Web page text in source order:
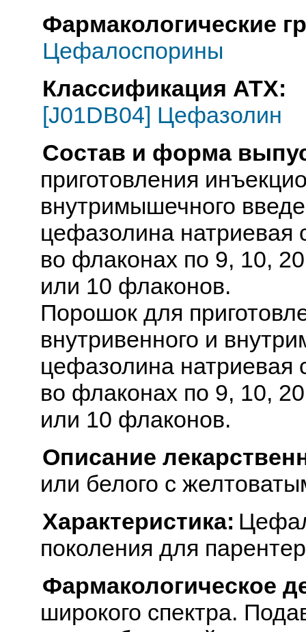
Фармакологические
Цефалоспорины
Классификация АТХ:
[J01DB04] Цефазолин
Состав и форма
приготовления
внутримышечного
цефазолина натриевая
во флаконах по 9, 10,
или 10 флаконов.
Порошок для
внутривенного и
цефазолина натриевая
во флаконах по 9, 10,
или 10 флаконов.
Описание
или белого с
Характеристика:
поколения для
Фармакологическое
широкого спектра.